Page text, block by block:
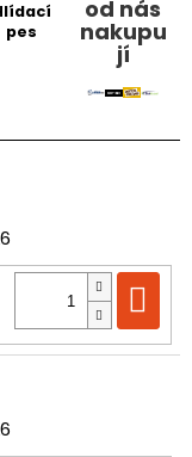
pes
od nás
nakupu
jí